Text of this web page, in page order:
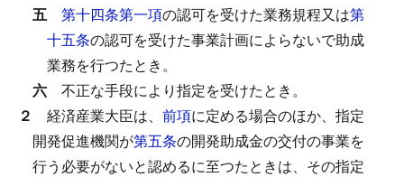
五 第十四条第一項の認可を受けた業務規程又は第
十五条の認可を受けた事業計画によらないで助成
業務を行つたとき。
六 不正な手段により指定を受けたとき。
２ 経済産業大臣は、 前項に定める場合のほか、指定
開発促進機関が第五条の開発助成金の交付の事業を
行う必要がないと認めるに至つたときは、その指定